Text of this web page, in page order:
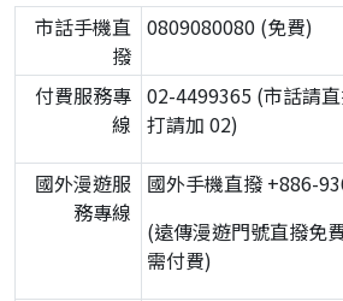
市話手機直
撥
0809080080 (免費)
付費服務專
線
02-4499365 (市話請
打請加 02)
國外漫遊服
務專線
國外手機直撥 +886-
(遠傳漫遊門號直撥免
需付費)